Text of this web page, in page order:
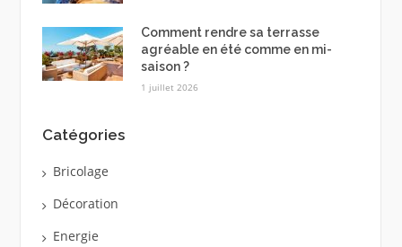
Comment rendre sa terrasse
agréable en été comme en mi-
saison ?
1 juillet 2026
Catégories
Bricolage
Décoration
Energie